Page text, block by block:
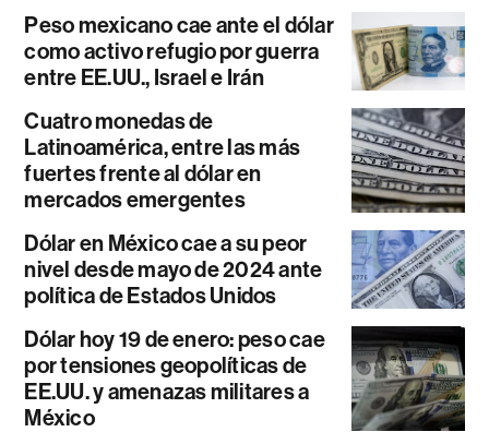
Peso mexicano cae ante el dólar
como activo refugio por guerra
entre EE.UU., Israel e Irán
Cuatro monedas de
Latinoamérica, entre las más
fuertes frente al dólar en
mercados emergentes
Dólar en México cae a su peor
nivel desde mayo de 2024 ante
política de Estados Unidos
Dólar hoy 19 de enero: peso cae
por tensiones geopolíticas de
EE.UU. y amenazas militares a
México